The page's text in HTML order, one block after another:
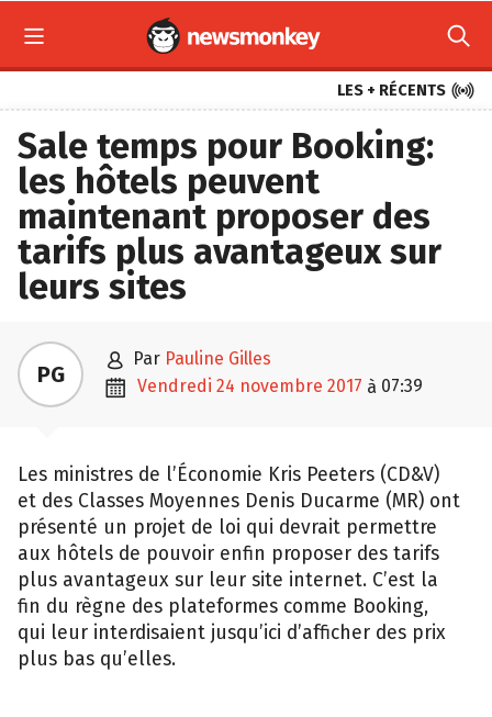
 
LES + RÉCENTS 
Sale temps pour Booking:
les hôtels peuvent
maintenant proposer des
tarifs plus avantageux sur
leurs sites
PG  par Pauline Gilles
 vendredi 24 novembre 2017 à 07:39
Les ministres de l’Économie Kris Peeters (CD&V)
et des Classes Moyennes Denis Ducarme (MR) ont
présenté un projet de loi qui devrait permettre
aux hôtels de pouvoir enfin proposer des tarifs
plus avantageux sur leur site internet. C’est la
fin du règne des plateformes comme Booking,
qui leur interdisaient jusqu’ici d’afficher des prix
plus bas qu’elles.